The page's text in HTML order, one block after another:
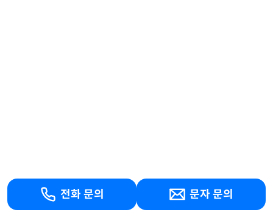
전화 문의 문자 문의